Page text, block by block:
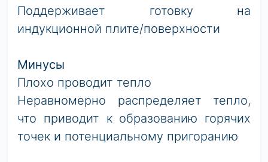
Поддерживает готовку на
индукционной плите/поверхности
Минусы
Плохо проводит тепло
Неравномерно распределяет тепло,
что приводит к образованию горячих
точек и потенциальному пригоранию